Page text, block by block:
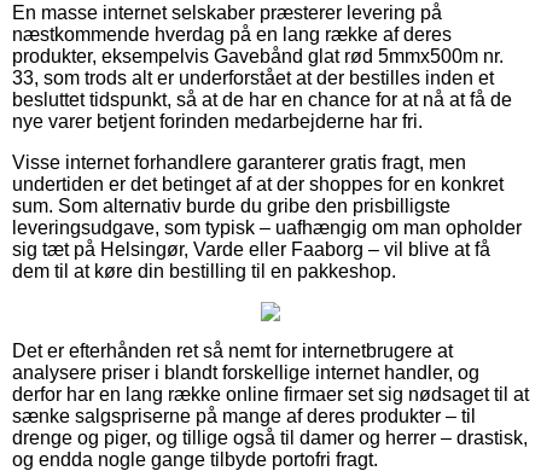
En masse internet selskaber præsterer levering på
næstkommende hverdag på en lang række af deres
produkter, eksempelvis Gavebånd glat rød 5mmx500m nr.
33, som trods alt er underforstået at der bestilles inden et
besluttet tidspunkt, så at de har en chance for at nå at få de
nye varer betjent forinden medarbejderne har fri.
Visse internet forhandlere garanterer gratis fragt, men
undertiden er det betinget af at der shoppes for en konkret
sum. Som alternativ burde du gribe den prisbilligste
leveringsudgave, som typisk – uafhængig om man opholder
sig tæt på Helsingør, Varde eller Faaborg – vil blive at få
dem til at køre din bestilling til en pakkeshop.
Det er efterhånden ret så nemt for internetbrugere at
analysere priser i blandt forskellige internet handler, og
derfor har en lang række online firmaer set sig nødsaget til at
sænke salgspriserne på mange af deres produkter – til
drenge og piger, og tillige også til damer og herrer – drastisk,
og endda nogle gange tilbyde portofri fragt.